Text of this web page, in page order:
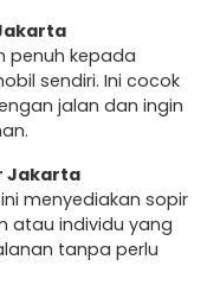
penuh kepada
sendiri. Ini cocok
jalan dan ingin
Jakarta
menyediakan sopir
atau individu yang
tanpa perlu